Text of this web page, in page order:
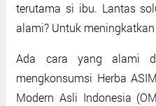
terutama si ibu. Lantas
alami? Untuk
Ada cara yang alami
mengkonsumsi Herba
Modern Asli Indonesia